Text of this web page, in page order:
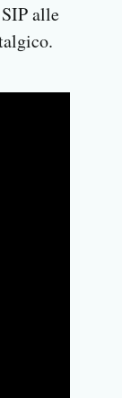
alle